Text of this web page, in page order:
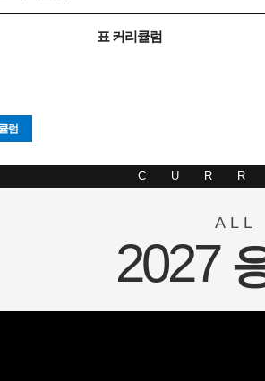
표 커리큘럼
럼
ALL
2027